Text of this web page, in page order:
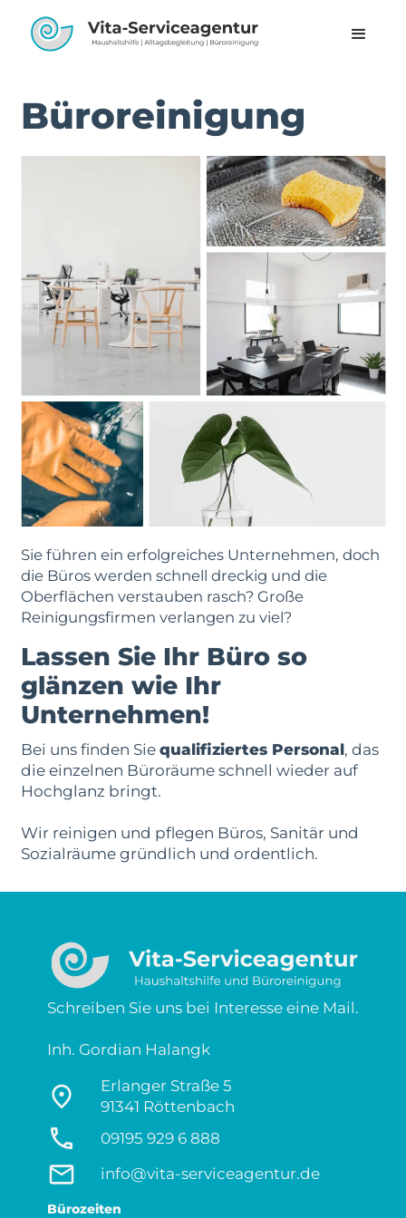
Büroreinigung
Sie führen ein erfolgreiches Unternehmen, doch
die Büros werden schnell dreckig und die
Oberflächen verstauben rasch? Große
Reinigungsfirmen verlangen zu viel?
Lassen Sie Ihr Büro so
glänzen wie Ihr
Unternehmen!
Bei uns finden Sie qualifiziertes Personal, das
die einzelnen Büroräume schnell wieder auf
Hochglanz bringt.
Wir reinigen und pflegen Büros, Sanitär und
Sozialräume gründlich und ordentlich.
Schreiben Sie uns bei Interesse eine Mail.
Inh. Gordian Halangk
Erlanger Straße 5
91341 Röttenbach
09195 929 6 888
info@vita-serviceagentur.de
Bürozeiten